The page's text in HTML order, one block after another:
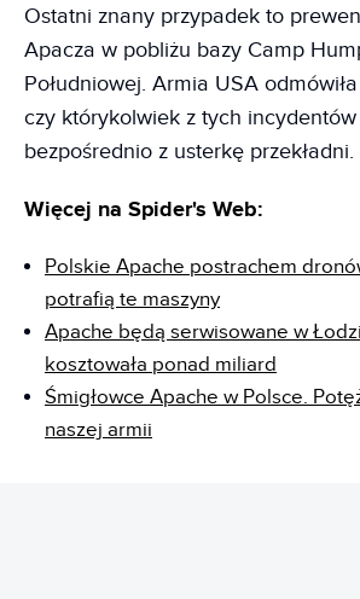
Ostatni znany przypadek to
Apacza w pobliżu bazy Camp
Południowej. Armia USA
czy którykolwiek z tych
bezpośrednio z usterkę przekładni.
Więcej na Spider's Web:
Polskie Apache postrachem
potrafią te maszyny
Apache będą serwisowane w
kosztowała ponad miliard
Śmigłowce Apache w Polsce.
naszej armii